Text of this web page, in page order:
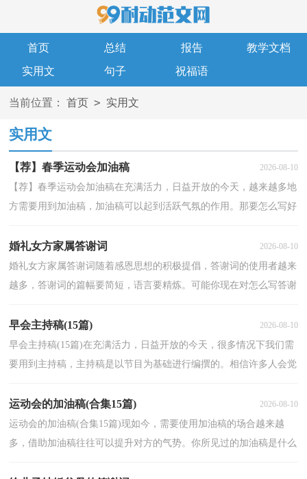
首页 总结 报告
教学文档
实用文
句子 祝福语
当前位置： 首页 > 实用文
实用文
【荐】春季运动会加油稿 2026-08-10
【荐】春季运动会加油稿在充满活力，日益开放的今天，越来越多地
方需要用到加油稿，加油稿可以起到活跃气氛的作用。那要怎么写好
婚礼女方家属答谢词 2026-08-10
婚礼女方家属答谢词随着感恩思想的积极提倡，答谢词的使用者越来
越多，答谢词的篇幅要简短，语言要精炼。可能你现在对怎么写答谢
早会主持稿(15篇) 2026-08-10
早会主持稿(15篇)在充满活力，日益开放的今天，很多情况下我们需
要用到主持稿，主持稿是以节目为基础进行编撰的。相信许多人会觉
运动会的加油稿(合集15篇) 2026-08-10
运动会的加油稿(合集15篇)现如今，需要使用加油稿的场合越来越
多，借助加油稿往往可以提升对方的气势。你所见过的加油稿是什么